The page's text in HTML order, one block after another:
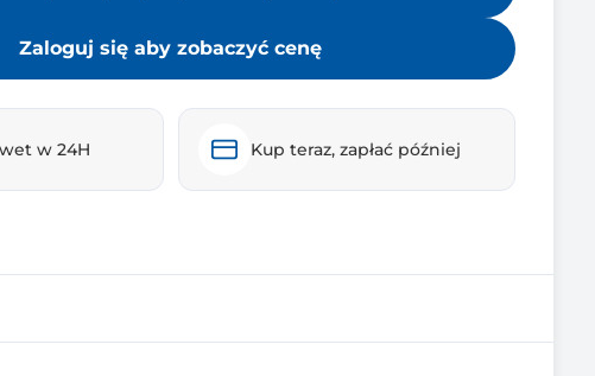
Zaloguj się aby zobaczyć cenę
w 24H Kup teraz, zapłać później